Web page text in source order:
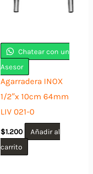
Chatear con un
Asesor
Agarradera INOX
1/2″x 10cm 64mm
LIV 021-0
$1.200
Añadir al
carrito